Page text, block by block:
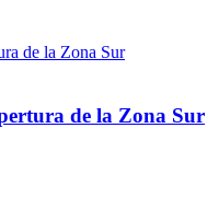
de la Zona Sur